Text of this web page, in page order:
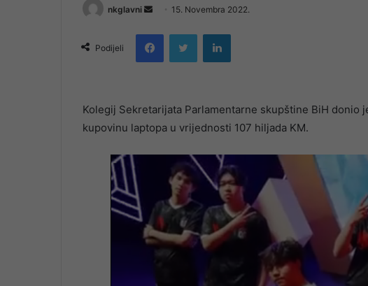
nkglavni
Send
email
15. Novembra 2022.
Podijeli
FacebookTwitter LinkedIn
Kolegij Sekretarijata Parlamentarne skupštine BiH donio
kupovinu laptopa u vrijednosti 107 hiljada KM.